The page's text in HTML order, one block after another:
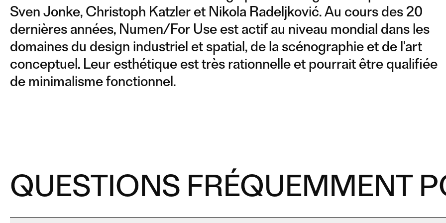
Sven Jonke, Christoph Katzler et Nikola Radeljković. Au cours des 20
dernières années, Numen/For Use est actif au niveau mondial dans les
domaines du design industriel et spatial, de la scénographie et de l'art
conceptuel. Leur esthétique est très rationnelle et pourrait être qualifiée
de minimalisme fonctionnel.
QUESTIONS FRÉQUEMMENT